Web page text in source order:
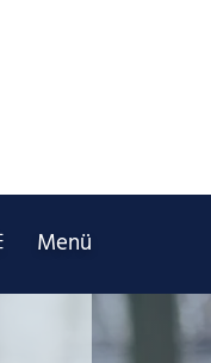
KONTAKT